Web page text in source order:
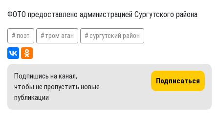
ФОТО предоставлено администрацией Сургутского района
поэт тром аган сургутский район
Подпишись на канал,
чтобы не пропустить новые
публикации
Подписаться